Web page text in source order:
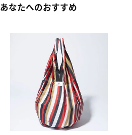
あなたへのおすすめ